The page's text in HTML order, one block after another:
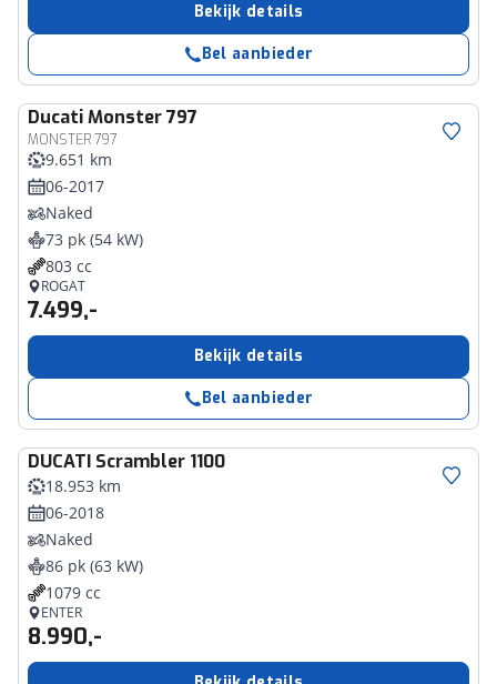
Bekijk details
Bel aanbieder
DucatiMonster 797
MONSTER 797
9.651 km
06-2017
Naked
73 pk (54 kW)
803 cc
ROGAT
7.499,-
Bekijk details
Bel aanbieder
DUCATI Scrambler 1100
18.953 km
06-2018
Naked
86 pk (63 kW)
1079 cc
ENTER
8.990,-